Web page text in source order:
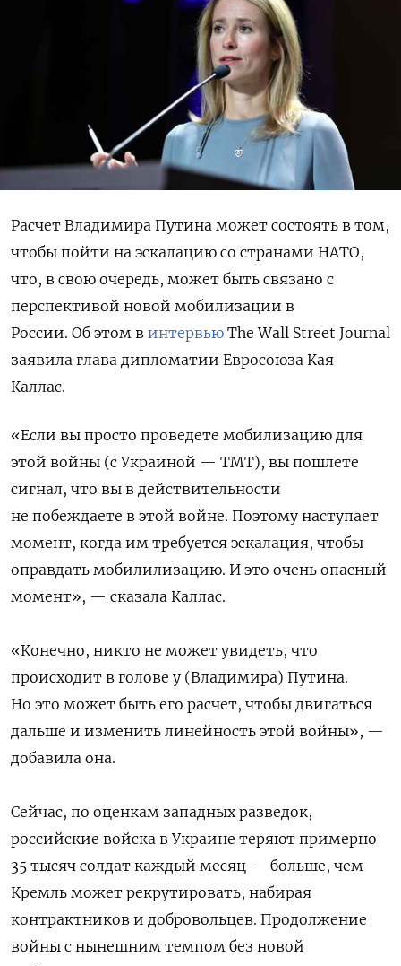
Расчет Владимира Путина может состоять в том,
чтобы пойти на эскалацию со странами НАТО,
что, в свою очередь, может быть связано с
перспективой новой мобилизации в
России. Об этом в интервью The Wall Street Journal
заявила глава дипломатии Евросоюза Кая
Каллас.
«Если вы просто проведете мобилизацию для
этой войны (с Украиной — ТМТ), вы пошлете
сигнал, что вы в действительности
не побеждаете в этой войне. Поэтому наступает
момент, когда им требуется эскалация, чтобы
оправдать мобилилизацию. И это очень опасный
момент», — сказала Каллас.
«Конечно, никто не может увидеть, что
происходит в голове у (Владимира) Путина.
Но это может быть его расчет, чтобы двигаться
дальше и изменить линейность этой войны», —
добавила она.
Сейчас, по оценкам западных разведок,
российские войска в Украине теряют примерно
35 тысяч солдат каждый месяц — больше, чем
Кремль может рекрутировать, набирая
контрактников и добровольцев. Продолжение
войны с нынешним темпом без новой